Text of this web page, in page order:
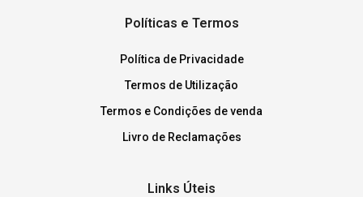
Políticas e Termos
Política de Privacidade
Termos de Utilização
Termos e Condições de venda
Livro de Reclamações
Links Úteis